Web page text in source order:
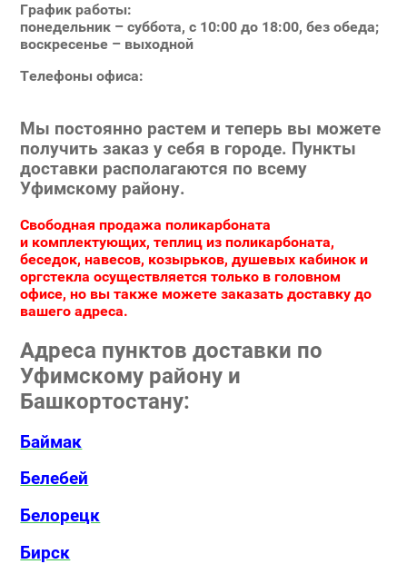
График работы:
понедельник – суббота, с 10:00 до 18:00, без обеда;
воскресенье – выходной
Телефоны офиса:
Мы постоянно растем и теперь вы можете
получить заказ у себя в городе. Пункты
доставки располагаются по всему
Уфимскому району.
Свободная продажа поликарбоната
и комплектующих, теплиц из поликарбоната,
беседок, навесов, козырьков, душевых кабинок и
оргстекла осуществляется только в головном
офисе, но вы также можете заказать доставку до
вашего адреса.
Адреса пунктов доставки по
Уфимскому району и
Башкортостану:
Баймак
Белебей
Белорецк
Бирск